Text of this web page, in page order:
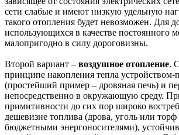
сети слабые и имеют низкую удельную
такого отопления будет невозможен. Для
использующихся в качестве постоянного
малопригодно в силу дороговизны.
Второй вариант – воздушное отопление.
принципе накопления тепла устройством-
(простейший пример – дровяная печь) и
непосредственно в окружающую среду.
примитивности до сих пор широко
дешевизне топлива (дрова, уголь или
бюджетными энергоносителями),